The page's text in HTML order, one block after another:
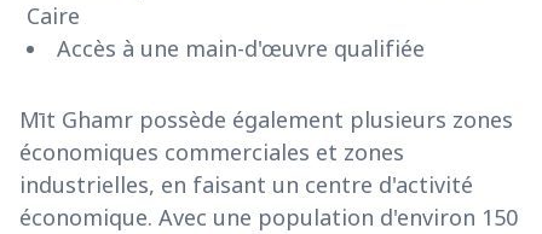
Caire
Accès à une main-d'œuvre qualifiée
Mīt Ghamr possède également plusieurs zones
économiques commerciales et zones
industrielles, en faisant un centre d'activité
économique. Avec une population d'environ 150